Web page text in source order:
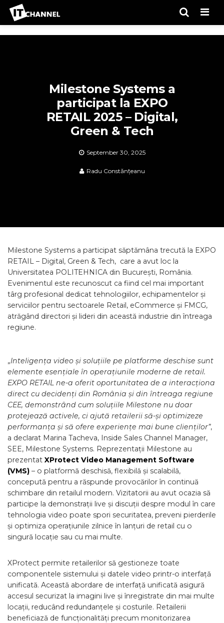
Milestone Systems a
participat la EXPO
RETAIL 2025 – Digital,
Green & Tech
September 30, 2025
Radu Constănțeanu
Milestone Systems a participat săptămâna trecută la EXPO
RETAIL – Digital, Green & Tech, care a avut loc la
Universitatea POLITEHNICA din București, România.
Evenimentul este recunoscut ca fiind cel mai important
târg profesional dedicat tehnologiilor, echipamentelor și
serviciilor pentru sectoarele Retail, eCommerce și FMCG,
atrăgând directori și lideri din această industrie din întreaga
regiune.
„Inteligența video și soluțiile pe platforme deschise sunt
elemente esențiale în operațiunile moderne de retail.
EXPO RETAIL ne-a oferit oportunitatea de a interacționa
direct cu decidenți din România și din întreaga regiune
CEE, demonstrând cum soluțiile Milestone nu doar
protejează activele, ci ajută retailerii să-și optimizeze
performanța și să ofere experiențe mai bune clienților”,
a declarat Marina Tacheva, Inside Sales Channel Manager,
SEE, Milestone Systems. Reprezentații Milestone au
prezentat XProtect Video Management Software
(VMS) – o platformă deschisă, flexibilă și scalabilă,
concepută pentru a răspunde provocărilor în continuă
schimbare din retailul modern. Vizitatorii au avut ocazia să
participe la demonstrații live și discuții despre modul în care
tehnologia video poate spori securitatea, preveni pierderile
și optimiza operațiunile zilnice în lanțuri de retail cu o
singură locație sau cu mai multe.
XProtect permite retailerilor să gestioneze toate
componentele sistemului și datele video printr-o interfață
unificată. Această abordare de interfață unificată asigură
accesul securizat la imagini live și înregistrate din mai multe
locații, reducând redundanțele și costurile. Retailerii
beneficiază de funcționalități precum monitorizarea